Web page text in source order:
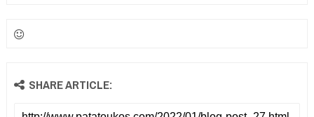
SHARE ARTICLE: